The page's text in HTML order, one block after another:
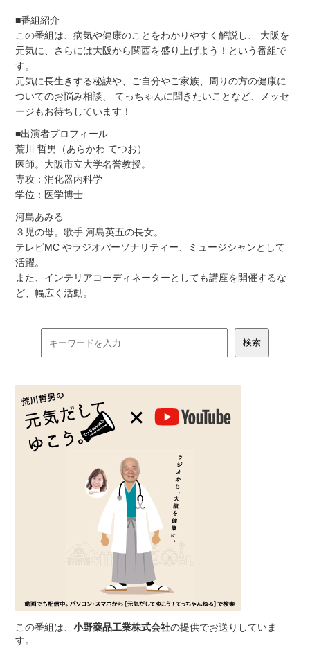
■番組紹介
この番組は、病気や健康のことをわかりやすく解説し、 大阪を
元気に、さらには大阪から関西を盛り上げよう！という番組で
す。
元気に長生きする秘訣や、ご自分やご家族、周りの方の健康に
ついてのお悩み相談、 てっちゃんに聞きたいことなど、メッセ
ージもお待ちしています！
■出演者プロフィール
荒川 哲男（あらかわ てつお）
医師。大阪市立大学名誉教授。
専攻：消化器内科学
学位：医学博士
河島あみる
３児の母。歌手 河島英五の長女。
テレビMC やラジオパーソナリティー、ミュージシャンとして
活躍。
また、インテリアコーディネーターとしても講座を開催するな
ど、幅広く活動。
この番組は、小野薬品工業株式会社の提供でお送りしていま
す。